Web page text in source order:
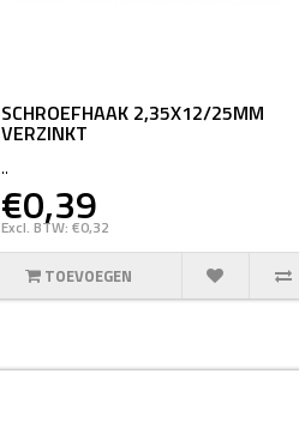
SCHROEFHAAK 2,35X12/25MM
VERZINKT
..
€0,39
Excl. BTW: €0,32
TOEVOEGEN